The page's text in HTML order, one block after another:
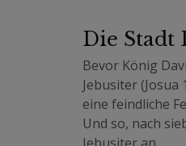
Die Stadt
Bevor König
Jebusiter (Josua
eine feindliche
Und so, nach